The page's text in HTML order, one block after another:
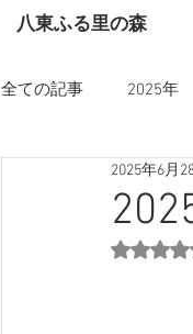
​八東ふる里の森
全ての記事 2025年
2025年6月
5つ